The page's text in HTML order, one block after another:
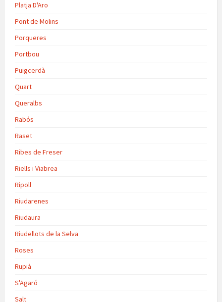
Platja D'Aro
Pont de Molins
Porqueres
Portbou
Puigcerdà
Quart
Queralbs
Rabós
Raset
Ribes de Freser
Riells i Viabrea
Ripoll
Riudarenes
Riudaura
Riudellots de la Selva
Roses
Rupià
S'Agaró
Salt